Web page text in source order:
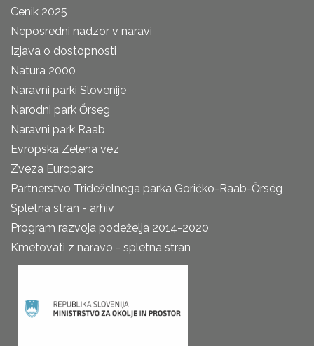
Cenik 2025
Neposredni nadzor v naravi
Izjava o dostopnosti
Natura 2000
Naravni parki Slovenije
Narodni park Őrseg
Naravni park Raab
Evropska Zelena vez
Zveza Europarc
Partnerstvo Trideželnega parka Goričko-Raab-Őrség
Spletna stran - arhiv
Program razvoja podeželja 2014-2020
Kmetovati z naravo - spletna stran